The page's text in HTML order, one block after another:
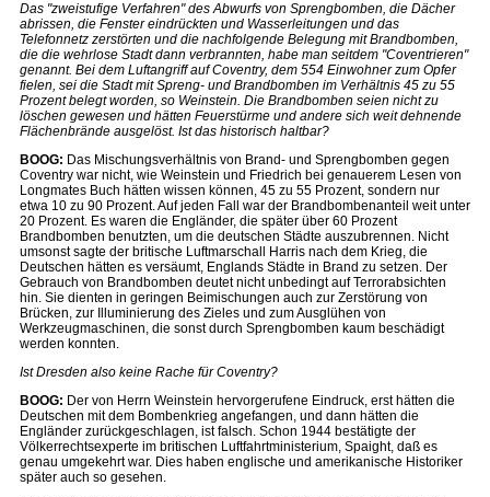
Das "zweistufige Verfahren" des Abwurfs von Sprengbomben, die Dächer
abrissen, die Fenster eindrückten und Wasserleitungen und das
Telefonnetz zerstörten und die nachfolgende Belegung mit Brandbomben,
die die wehrlose Stadt dann verbrannten, habe man seitdem "Coventrieren"
genannt. Bei dem Luftangriff auf Coventry, dem 554 Einwohner zum Opfer
fielen, sei die Stadt mit Spreng- und Brandbomben im Verhältnis 45 zu 55
Prozent belegt worden, so Weinstein. Die Brandbomben seien nicht zu
löschen gewesen und hätten Feuerstürme und andere sich weit dehnende
Flächenbrände ausgelöst. Ist das historisch haltbar?
BOOG: Das Mischungsverhältnis von Brand- und Sprengbomben gegen
Coventry war nicht, wie Weinstein und Friedrich bei genauerem Lesen von
Longmates Buch hätten wissen können, 45 zu 55 Prozent, sondern nur
etwa 10 zu 90 Prozent. Auf jeden Fall war der Brandbombenanteil weit unter
20 Prozent. Es waren die Engländer, die später über 60 Prozent
Brandbomben benutzten, um die deutschen Städte auszubrennen. Nicht
umsonst sagte der britische Luftmarschall Harris nach dem Krieg, die
Deutschen hätten es versäumt, Englands Städte in Brand zu setzen. Der
Gebrauch von Brandbomben deutet nicht unbedingt auf Terrorabsichten
hin. Sie dienten in geringen Beimischungen auch zur Zerstörung von
Brücken, zur Illuminierung des Zieles und zum Ausglühen von
Werkzeugmaschinen, die sonst durch Sprengbomben kaum beschädigt
werden konnten.
Ist Dresden also keine Rache für Coventry?
BOOG: Der von Herrn Weinstein hervorgerufene Eindruck, erst hätten die
Deutschen mit dem Bombenkrieg angefangen, und dann hätten die
Engländer zurückgeschlagen, ist falsch. Schon 1944 bestätigte der
Völkerrechtsexperte im britischen Luftfahrtministerium, Spaight, daß es
genau umgekehrt war. Dies haben englische und amerikanische Historiker
später auch so gesehen.